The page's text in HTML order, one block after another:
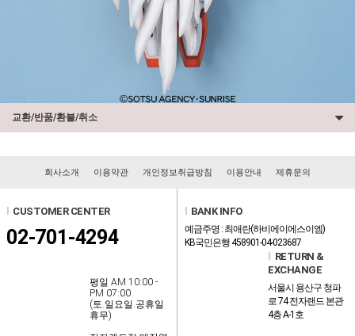
교환/반품/환불/취소
회사소개 이용약관 개인정보취급방침 이용안내 제휴문의
l CUSTOMER CENTER
02-701-4294
평일 AM 10:00 -
PM 07:00
(토.일요일.공휴일
휴무)
l BANK INFO
예금주명 : 최애란(하비에이에스이엠)
KB국민은행 458901-04-023687
l RETURN &
EXCHANGE
서울시 용산구 청파
로 74 전자랜드 본관
4층 A-1호